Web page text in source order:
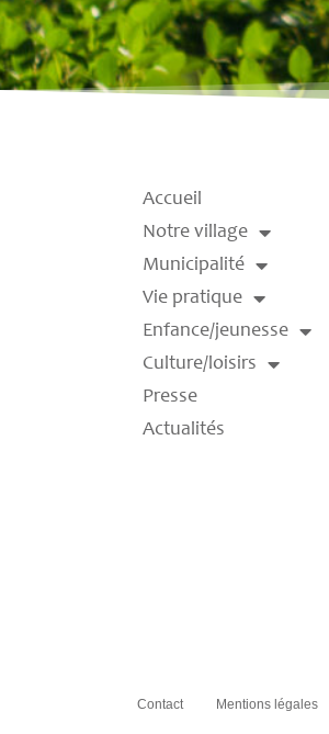
Accueil
Notre village
Municipalité
Vie pratique
Enfance/jeunesse
Culture/loisirs
Presse
Actualités
Contact Mentions légales